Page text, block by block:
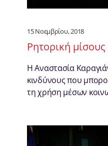
15 Νοεμβρίου, 2018
Ρητορική μίσους
Η Αναστασία
κινδύνους που
τη χρήση μέσων